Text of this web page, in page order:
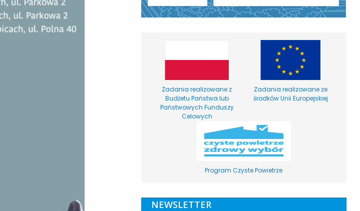
Zadania realizowane z
Budżetu Państwa lub
Państwowych Funduszy
Celowych
Zadania realizowane ze
środków Unii Europejskiej
Program Czyste Powietrze
NEWSLETTER